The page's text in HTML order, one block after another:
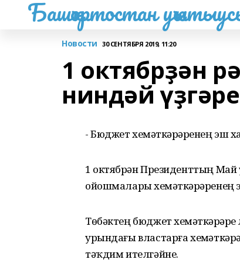
Башҡортостан
Новости 30 СЕНТЯБРЯ 2019, 11:20
1 октябрҙән
ниндәй
- Бюджет хеҙмәткәрҙәренең эш
1 октябрҙән Президенттың
ойошмалары
Төбәктең бюджет
урындағы властарға
тәҡдим ителгәйне.